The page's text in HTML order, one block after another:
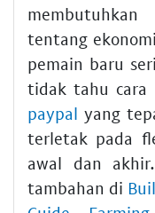
tentang
pemain baru
tidak tahu cara
paypal yang
terletak pada
awal dan
tambahan di